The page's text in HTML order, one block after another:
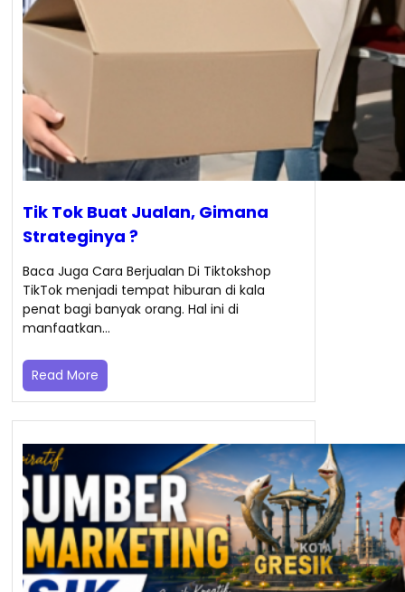
Tik Tok Buat Jualan, Gimana
Strateginya ?
Baca Juga Cara Berjualan Di Tiktokshop
TikTok menjadi tempat hiburan di kala
penat bagi banyak orang. Hal ini di
manfaatkan…
Read More